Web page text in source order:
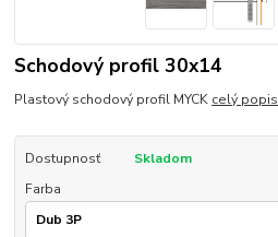
Schodový profil 30x14
Plastový schodový profil MYCK celý popis
Dostupnosť
Skladom
Farba